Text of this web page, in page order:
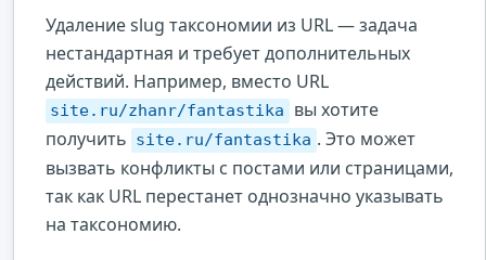
Удаление slug таксономии из URL — задача
нестандартная и требует дополнительных
действий. Например, вместо URL
site.ru/zhanr/fantastika
вы хотите
получить site.ru/fantastika . Это может
вызвать конфликты с постами или страницами,
так как URL перестанет однозначно указывать
на таксономию.